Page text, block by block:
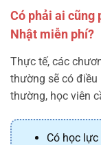
Có phải ai cũng
Nhật miễn phí?
Thực tế, các
thường sẽ có điều
thường, học viên
Có học